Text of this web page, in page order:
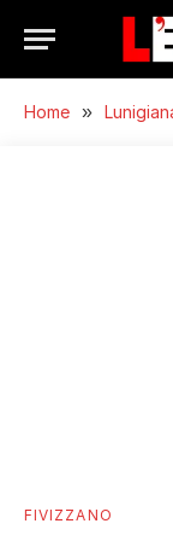
Home »
FIVIZZANO